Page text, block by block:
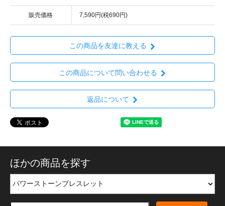
販売価格 7,590円(税690円)
この商品を友達に教える
この商品について問い合わせる
返品について
ほかの商品を探す